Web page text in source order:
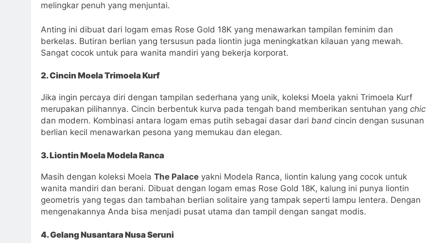
melingkar penuh yang menjuntai.
Anting ini dibuat dari logam emas Rose Gold 18K yang menawarkan tampilan feminim dan
berkelas. Butiran berlian yang tersusun pada liontin juga meningkatkan kilauan yang mewah.
Sangat cocok untuk para wanita mandiri yang bekerja korporat.
2. Cincin Moela Trimoela Kurf
Jika ingin percaya diri dengan tampilan sederhana yang unik, koleksi Moela yakni Trimoela Kurf
merupakan pilihannya. Cincin berbentuk kurva pada tengah band memberikan sentuhan yang chic
dan modern. Kombinasi antara logam emas putih sebagai dasar dari band cincin dengan susunan
berlian kecil menawarkan pesona yang memukau dan elegan.
3. Liontin Moela Modela Ranca
Masih dengan koleksi Moela The Palace yakni Modela Ranca, liontin kalung yang cocok untuk
wanita mandiri dan berani. Dibuat dengan logam emas Rose Gold 18K, kalung ini punya liontin
geometris yang tegas dan tambahan berlian solitaire yang tampak seperti lampu lentera. Dengan
mengenakannya Anda bisa menjadi pusat utama dan tampil dengan sangat modis.
4. Gelang Nusantara Nusa Seruni